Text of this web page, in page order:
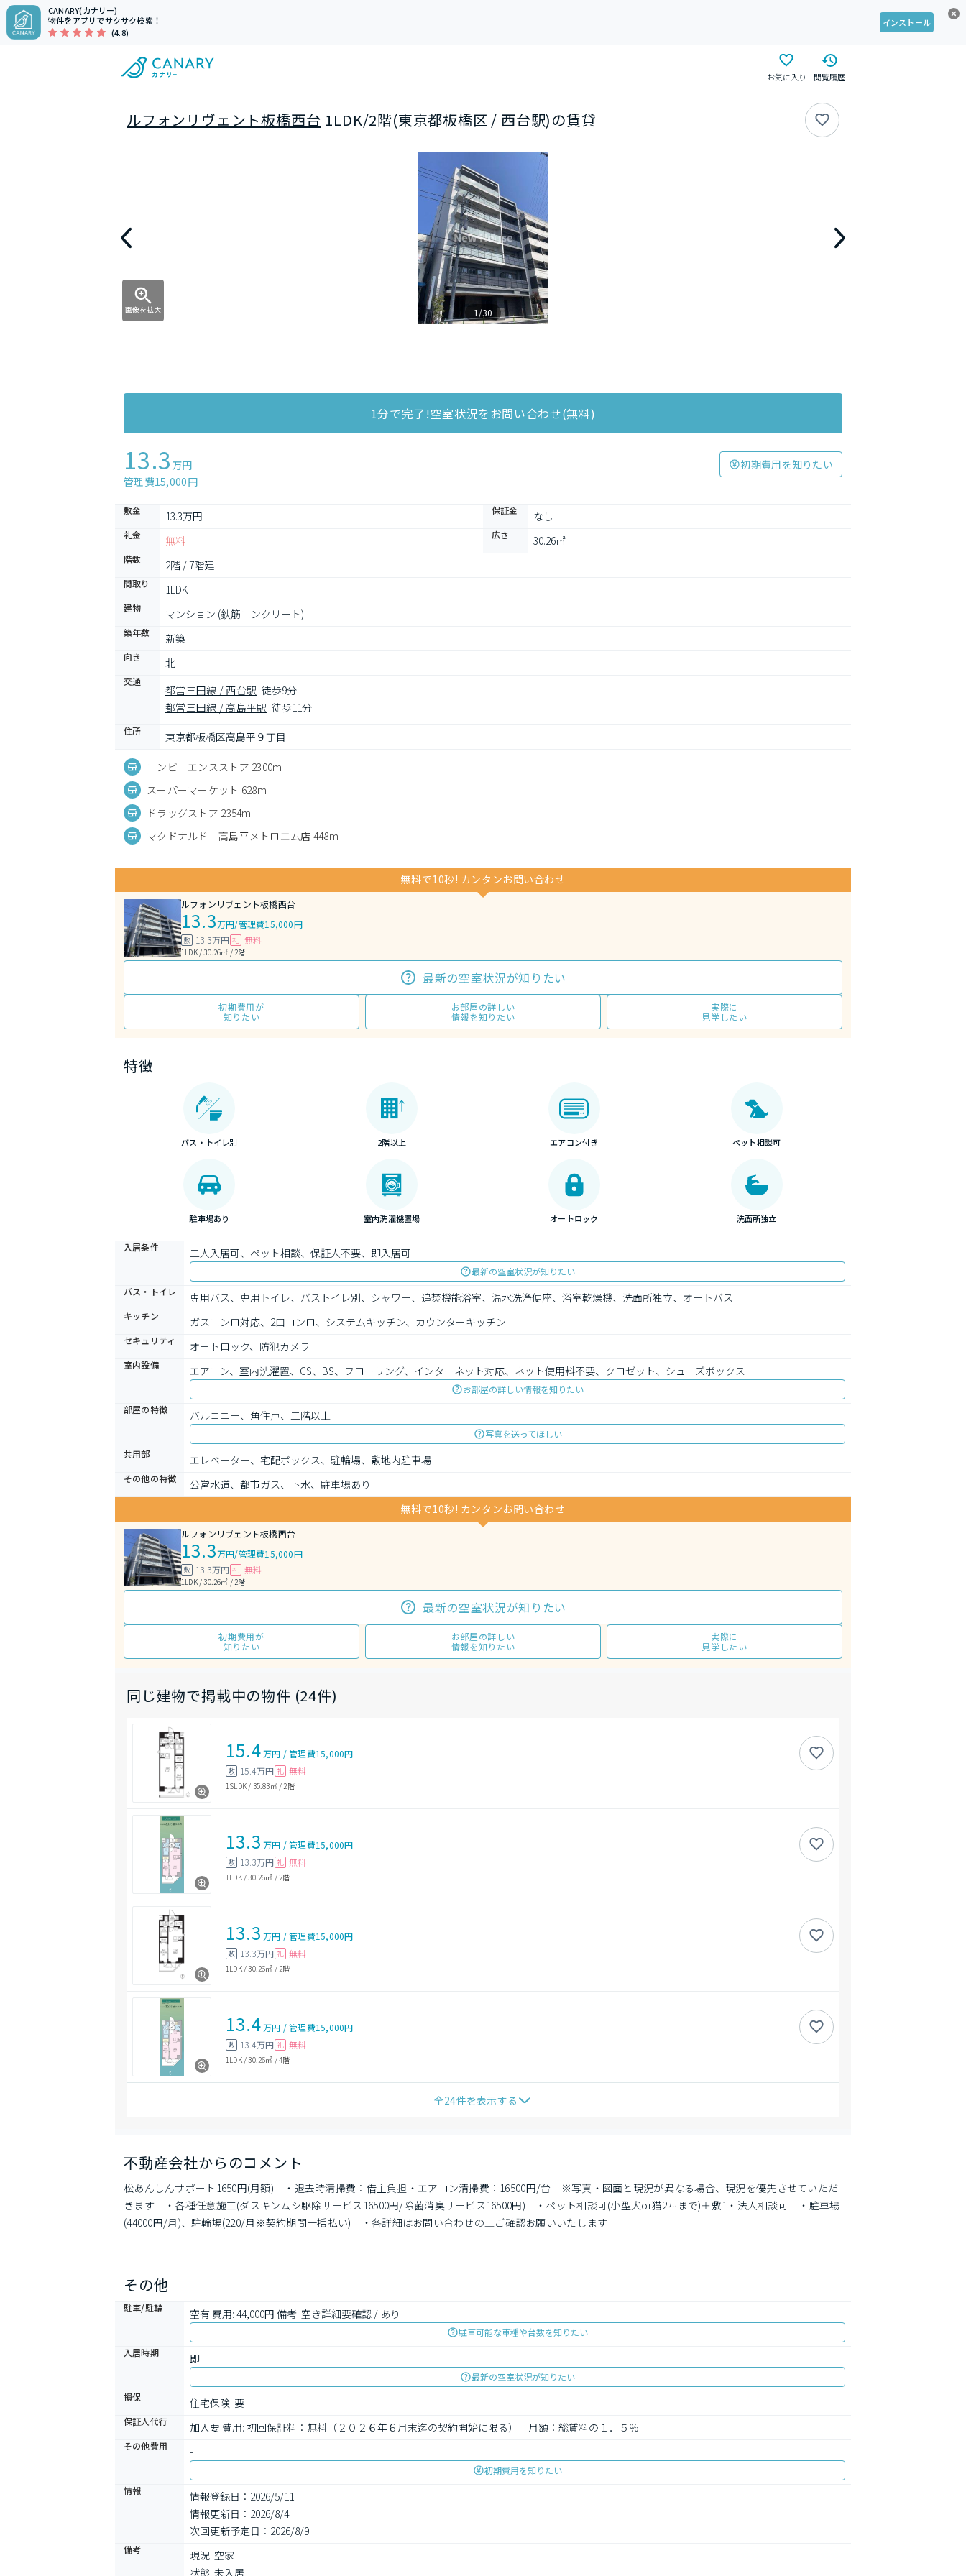
CANARY(カナリー)
物件をアプリでサクサク検索！
(4.8)
インストール
お気に入り 閲覧履歴
ルフォンリヴェント板橋西台 1LDK/2階(東京都板橋区 / 西台駅)の賃貸
画像を拡大 1/30
1分で完了!空室状況をお問い合わせ(無料)
13.3 万円
管理費15,000円
初期費用を知りたい
敷金 13.3万円 保証金 なし
礼金 無料 広さ 30.26㎡
階数 2階 / 7階建
間取り 1LDK
建物 マンション (鉄筋コンクリート)
築年数 新築
向き 北
交通
都営三田線 / 西台駅 徒歩9分
都営三田線 / 高島平駅 徒歩11分
住所 東京都板橋区高島平９丁目
コンビニエンスストア 2300m
スーパーマーケット 628m
ドラッグストア 2354m
マクドナルド 高島平メトロエム店 448m
無料で10秒! カンタンお問い合わせ
ルフォンリヴェント板橋西台
13.3万円/管理費15,000円
敷 13.3万円 礼 無料
1LDK / 30.26㎡ / 2階
最新の空室状況が知りたい
初期費用が
知りたい
お部屋の詳しい
情報を知りたい
実際に
見学したい
特徴
バス・トイレ別 2階以上 エアコン付き ペット相談可
駐車場あり 室内洗濯機置場 オートロック 洗面所独立
入居条件 二人入居可、ペット相談、保証人不要、即入居可
最新の空室状況が知りたい
バス・トイレ
専用バス、専用トイレ、バストイレ別、シャワー、追焚機能浴室、温水洗浄便座、浴室乾燥機、洗面所独立、オートバス
キッチン ガスコンロ対応、2口コンロ、システムキッチン、カウンターキッチン
セキュリティ オートロック、防犯カメラ
室内設備 エアコン、室内洗濯置、CS、BS、フローリング、インターネット対応、ネット使用料不要、クロゼット、シューズボックス
お部屋の詳しい情報を知りたい
部屋の特徴
バルコニー、角住戸、二階以上
写真を送ってほしい
共用部
エレベーター、宅配ボックス、駐輪場、敷地内駐車場
その他の特徴
公営水道、都市ガス、下水、駐車場あり
無料で10秒! カンタンお問い合わせ
ルフォンリヴェント板橋西台
13.3万円/管理費15,000円
敷 13.3万円 礼 無料
1LDK / 30.26㎡ / 2階
最新の空室状況が知りたい
初期費用が
知りたい
お部屋の詳しい
情報を知りたい
実際に
見学したい
同じ建物で掲載中の物件 (24件)
15.4万円 /管理費15,000円
敷 15.4万円 礼 無料
1SLDK / 35.83㎡/ 2階
13.3 万円 /管理費15,000円
敷 13.3万円 礼 無料
1LDK/30.26㎡ / 2階
13.3 万円 /管理費15,000円
敷 13.3万円 礼 無料
1LDK/30.26㎡ / 2階
13.4万円 /管理費15,000円
敷 13.4万円 礼 無料
1LDK/30.26㎡ /4階
全24件を表示する
不動産会社からのコメント
松あんしんサポート1650円(月額)　・退去時清掃費：借主負担・エアコン清掃費：16500円/台　※写真・図面と現況が異なる場合、現況を優先させていただ
きます　・各種任意施工(ダスキンムシ駆除サービス16500円/除菌消臭サービス16500円)　・ペット相談可(小型犬or猫2匹まで)＋敷1・法人相談可　・駐車場
(44000円/月)、駐輪場(220/月※契約期間一括払い)　・各詳細はお問い合わせの上ご確認お願いいたします
その他
駐車/駐輪 空有 費用: 44,000円 備考: 空き詳細要確認 / あり
駐車可能な車種や台数を知りたい
入居時期
即
最新の空室状況が知りたい
損保
住宅保険: 要
保証人代行 加入要 費用: 初回保証料：無料（２０２６年６月末迄の契約開始に限る）　月額：総賃料の１．５％
その他費用 -
初期費用を知りたい
情報
情報登録日：2026/5/11
情報更新日：2026/8/4
次回更新予定日：2026/8/9
備考
現況: 空家
状態: 未入居